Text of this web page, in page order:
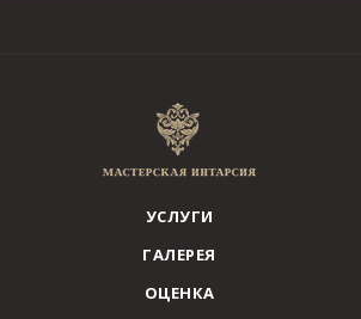
УСЛУГИ
ГАЛЕРЕЯ
ОЦЕНКА